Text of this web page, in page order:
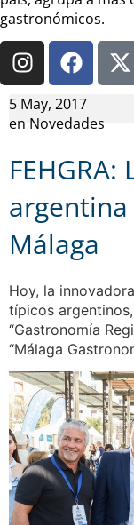
gastronómicos.
5 May, 2017
en Novedades
argentina
Málaga
Hoy, la
típicos
“Gastronomía
“Málaga